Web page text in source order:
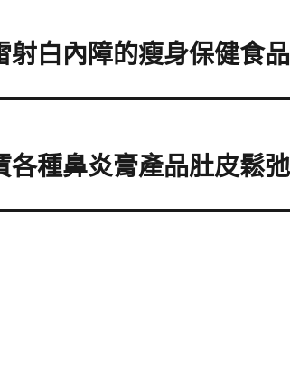
白內障的瘦身保健食品
種鼻炎膏產品肚皮鬆弛